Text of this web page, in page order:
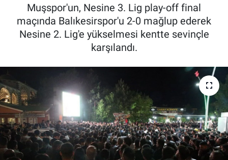
Muşspor'un, Nesine 3. Lig play-off final
maçında Balıkesirspor'u 2-0 mağlup ederek
Nesine 2. Lig'e yükselmesi kentte sevinçle
karşılandı.